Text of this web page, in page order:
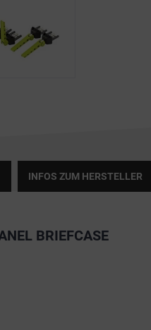
INFOS ZUM HERSTELLER
BRIEFCASE